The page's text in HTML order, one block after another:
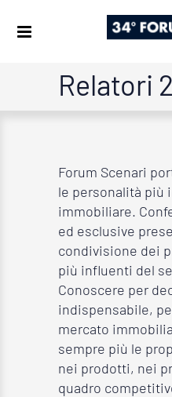
Relatori
Forum Scenari
le personalità più
immobiliare.
ed esclusive
condivisione dei
più influenti del
Conoscere per
indispensabile,
mercato
sempre più le
nei prodotti, nei
quadro